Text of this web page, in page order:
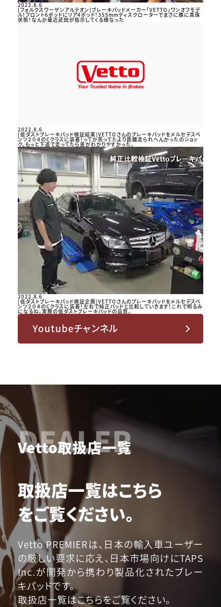
2022.8.6
[フォルクスワーゲンアルテオン]ブレーキパッドメーカー「VETTO」ワンオフモデ
ル！フロント6ポッドにリア4ポッド！355mmディスクローターでまさに豚に真珠
状態！なんか最近武田が指示してくる様なった
2022.8.6
[低ダストブレーキパッド検証結果]VETTOさんのブレーキパッドをメルセデスベ
ンツ２０４のCクラスに装着！ってか思ってたより距離走られへんかったのショッ
ク。もっと下道で走ってたら差がわかりやすかった。
2022.8.6
[低ダストブレーキパッド検証企画]VETTOさんのブレーキパッドをメルセデスベ
ンツ２０４のCクラスに装着！左右で純正パッドと比較していきます！これで明るみ
になるね。実際の低ダストブレーキパッドの品質。
Youtubeチャンネル
DEALER
Vetto取扱店一覧
取扱店一覧はこちら
をご覧ください。
Vetto PREMIERは、日本の輸入車ユーザー
の厳しい要求に応え、日本市場向けにTAPS
Inc.が開発から携わり製品化されたブレー
キパッドです。
取扱店一覧はこちらをご覧ください。